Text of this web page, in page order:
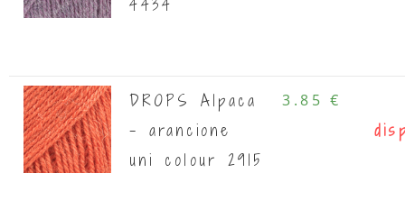
4434
DROPS Alpaca
- arancione
uni colour 2915
3.85 €